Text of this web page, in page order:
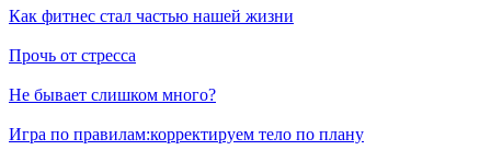
Как фитнес стал частью нашей жизни
Прочь от стресса
Не бывает слишком много?
Игра по правилам:корректируем тело по плану